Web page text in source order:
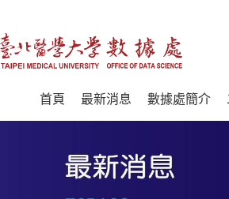
首頁 最新消息 數據處簡介